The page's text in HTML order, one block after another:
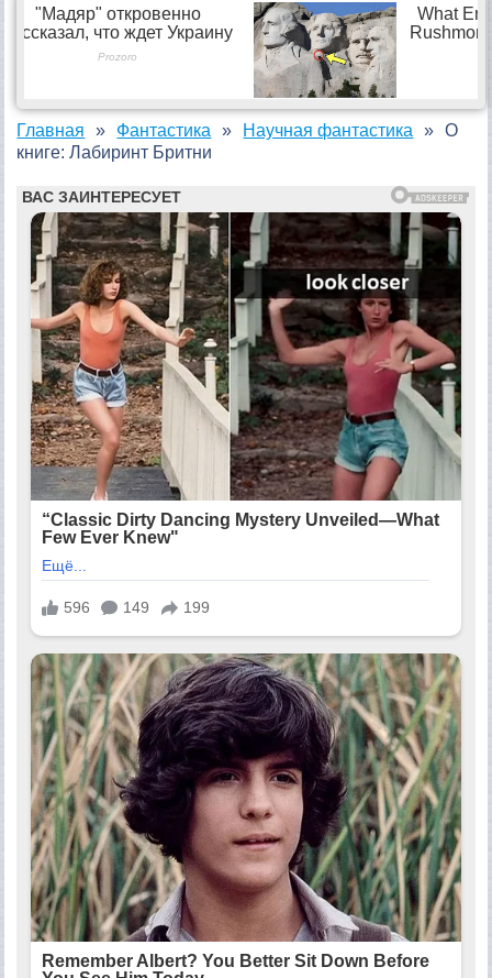
Главная Фантастика Научная фантастика
О
книге: Лабиринт Бритни